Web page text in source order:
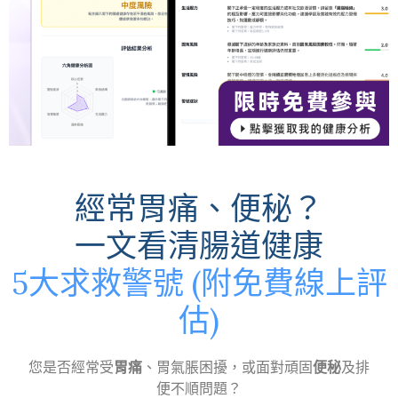
經常胃痛、便秘？
一文看清腸道健康
5大求救警號 (附免費線上評
估)
您是否經常受胃痛 、胃氣脹困擾，或面對頑固便秘及排
便不順問題？